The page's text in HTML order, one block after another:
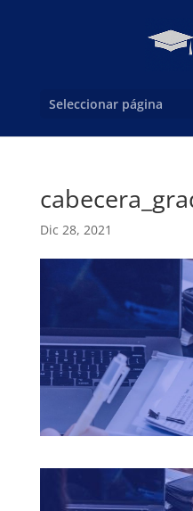
Seleccionar página
Dic 28, 2021